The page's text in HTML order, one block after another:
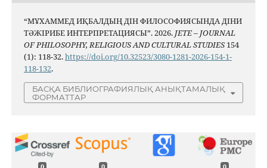
“МҰХАММЕД ИҚБАЛДЫҢ ДІН ФИЛОСОФИЯСЫНДА ДІНИ
ТӘЖІРИБЕ ИНТЕРПРЕТАЦИЯСЫ”. 2026. JETE – JОURNAL
OF PHILOSOPHY, RELIGIOUS AND CULTURAL STUDIES154
(1): 118-32.https://doi.org/10.32523/3080-1281-2026-154-1-
118-132.
БАСҚА БИБЛИОГРАФИЯЛЫҚ АНЫҚТАМАЛЫҚ
ФОРМАТТАР